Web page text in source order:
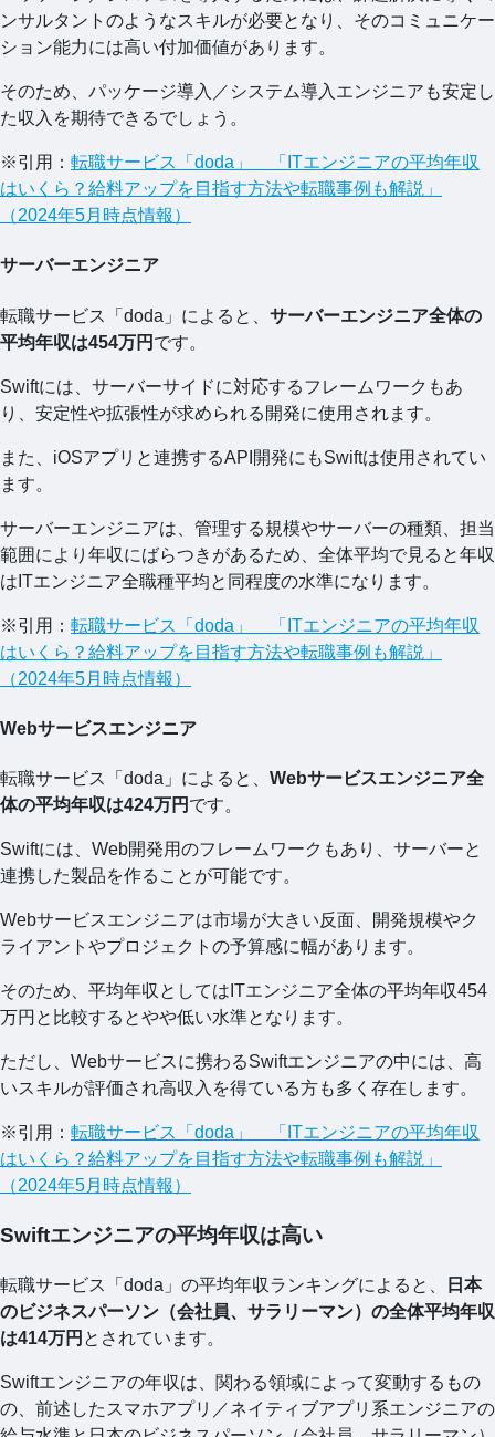
ンサルタントのようなスキルが必要となり、そのコミュニケー
ション能力には高い付加価値があります。
そのため、パッケージ導入／システム導入エンジニアも安定し
た収入を期待できるでしょう。
※引用： 転職サービス「doda」 「ITエンジニアの平均年収
はいくら？給料アップを目指す方法や転職事例も解説」
（2024年5月時点情報）
サーバーエンジニア
転職サービス「doda」によると、 サーバーエンジニア全体の
平均年収は454万円 です。
Swiftには、サーバーサイドに対応するフレームワークもあ
り、安定性や拡張性が求められる開発に使用されます。
また、iOSアプリと連携するAPI開発にもSwiftは使用されてい
ます。
サーバーエンジニアは、管理する規模やサーバーの種類、担当
範囲により年収にばらつきがあるため、全体平均で見ると年収
はITエンジニア全職種平均と同程度の水準になります。
※引用： 転職サービス「doda」 「ITエンジニアの平均年収
はいくら？給料アップを目指す方法や転職事例も解説」
（2024年5月時点情報）
Webサービスエンジニア
転職サービス「doda」によると、 Webサービスエンジニア全
体の平均年収は424万円 です。
Swiftには、Web開発用のフレームワークもあり、サーバーと
連携した製品を作ることが可能です。
Webサービスエンジニアは市場が大きい反面、開発規模やク
ライアントやプロジェクトの予算感に幅があります。
そのため、平均年収としてはITエンジニア全体の平均年収454
万円と比較するとやや低い水準となります。
ただし、Webサービスに携わるSwiftエンジニアの中には、高
いスキルが評価され高収入を得ている方も多く存在します。
※引用： 転職サービス「doda」 「ITエンジニアの平均年収
はいくら？給料アップを目指す方法や転職事例も解説」
（2024年5月時点情報）
Swiftエンジニアの平均年収は高い
転職サービス「doda」の平均年収ランキングによると、
日本
のビジネスパーソン（会社員、サラリーマン）の全体平均年収
は414万円 とされています。
Swiftエンジニアの年収は、関わる領域によって変動するもの
の、前述したスマホアプリ／ネイティブアプリ系エンジニアの